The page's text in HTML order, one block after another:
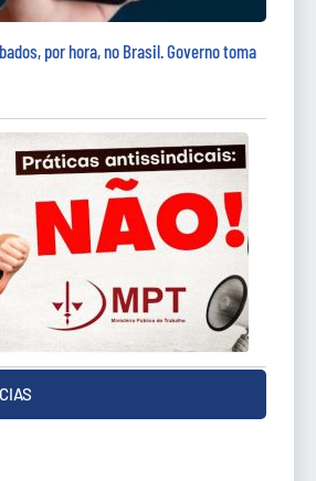
por hora, no Brasil. Governo toma